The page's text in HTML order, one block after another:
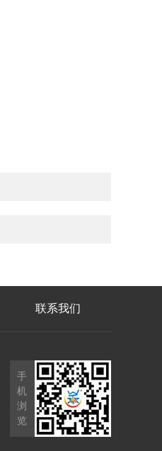
联系我们
手
机
浏
览